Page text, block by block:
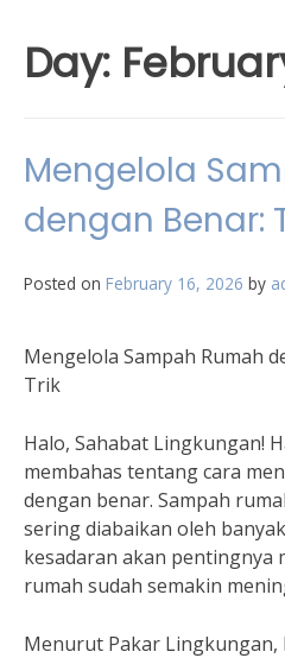
Day:
Mengelola
dengan Benar:
Posted on February 16, 2026 by
Mengelola Sampah Rumah
Trik
Halo, Sahabat Lingkungan!
membahas tentang cara
dengan benar. Sampah
sering diabaikan oleh
kesadaran akan pentingnya
rumah sudah semakin
Menurut Pakar Lingkungan,